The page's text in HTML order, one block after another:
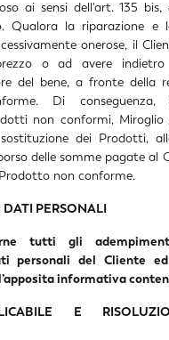
ai sensi dell'art. 135
Qualora la riparazione e
onerose, il
o ad avere
del bene, a fronte della
Di
non conformi, Miroglio
dei Prodotti,
delle somme pagate al
non conforme.
PERSONALI
tutti gli
personali del Cliente
informativa
E